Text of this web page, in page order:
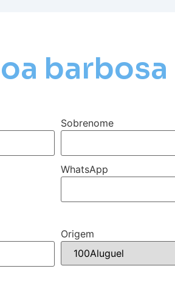
barbosa
Sobrenome
WhatsApp
Origem